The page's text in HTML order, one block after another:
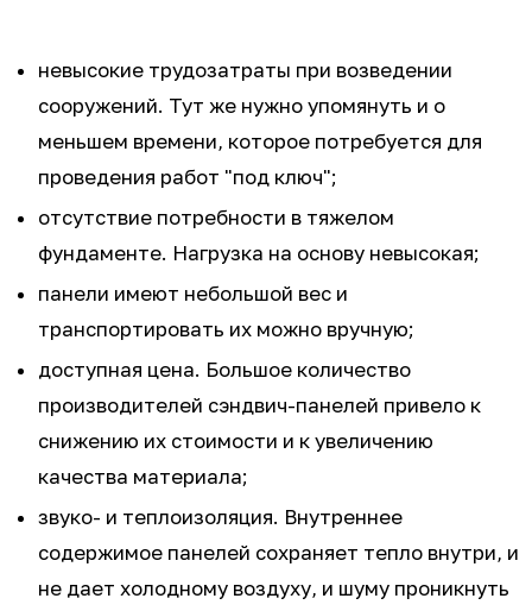
невысокие трудозатраты при возведении
сооружений. Тут же нужно упомянуть и о
меньшем времени, которое потребуется для
проведения работ "под ключ";
отсутствие потребности в тяжелом
фундаменте. Нагрузка на основу невысокая;
панели имеют небольшой вес и
транспортировать их можно вручную;
доступная цена. Большое количество
производителей сэндвич-панелей привело к
снижению их стоимости и к увеличению
качества материала;
звуко- и теплоизоляция. Внутреннее
содержимое панелей сохраняет тепло внутри, и
не дает холодному воздуху, и шуму проникнуть